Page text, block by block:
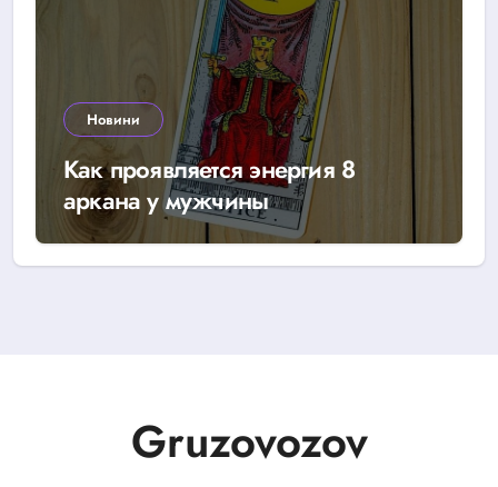
Новини
Как проявляется энергия 8
аркана у мужчины
Gruzovozov